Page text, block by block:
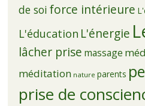
de soi force intérieure
L'éducation L'énergie
lâcher prise massage
méditation nature parents
prise de